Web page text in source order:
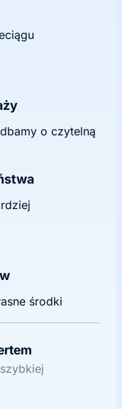
o czytelną
środki